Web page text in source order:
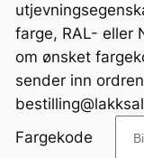
farge, RAL- eller
om ønsket
sender inn
Fargekode